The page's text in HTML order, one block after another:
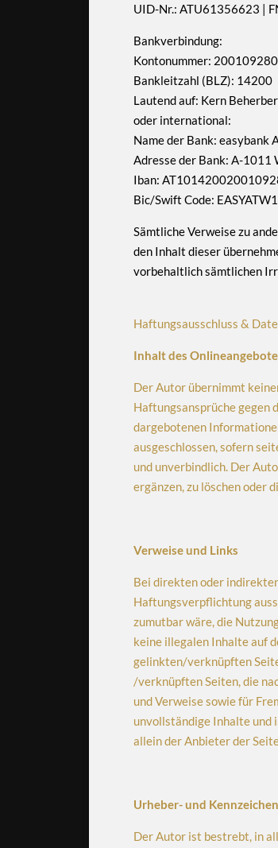
UID-Nr.: ATU61356623 |
Bankverbindung:
Kontonummer:
Bankleitzahl (BLZ): 14200
Lautend auf: Kern
oder international:
Name der Bank: easybank
Adresse der Bank: A-1011
Iban:
Bic/Swift Code: EASYATW1
Sämtliche Verweise zu
den Inhalt dieser
vorbehaltlich sämtlichen
Haftungsausschluss &
Inhalt des
Der Autor übernimmt
Haftungsansprüche gegen
dargebotenen
ausgeschlossen, sofern
und unverbindlich. Der
ergänzen, zu löschen oder
Verweise und Links
Bei direkten oder
Haftungsverpflichtung
zumutbar wäre, die
keine illegalen Inhalte auf
gelinkten/verknüpften
/verknüpften Seiten, die
und Verweise sowie für
unvollständige Inhalte und
allein der Anbieter der
Urheber- und
Der Autor ist bestrebt, in